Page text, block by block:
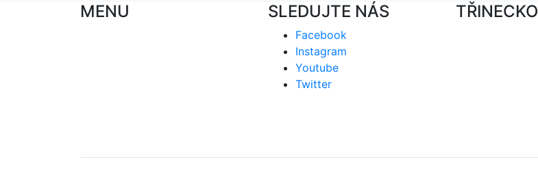
MENU SLEDUJTE NÁS
Facebook
Instagram
Youtube
Twitter
TŘINECKO